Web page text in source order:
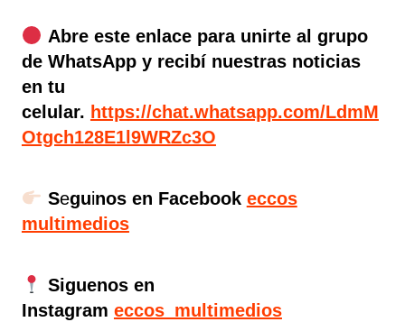
Abre este enlace para unirte al grupo
de WhatsApp y recibí nuestras noticias
en tu
celular. https://chat.whatsapp.com/LdmM
Otgch128E1l9WRZc3O
Seguinos en Facebook eccos
multimedios
Siguenos en
Instagram eccos_multimedios